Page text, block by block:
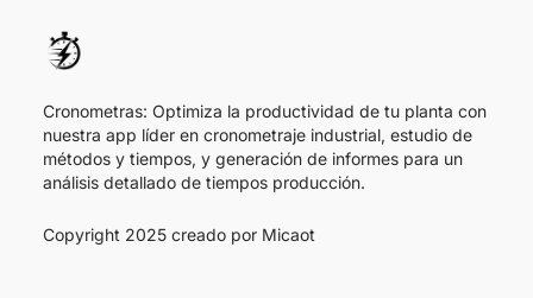
Cronometras: Optimiza la productividad de tu planta con
nuestra app líder en cronometraje industrial, estudio de
métodos y tiempos, y generación de informes para un
análisis detallado de tiempos producción.
Copyright 2025 creado por Micaot